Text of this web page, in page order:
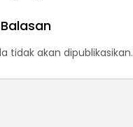
tidak akan dipublikasikan.